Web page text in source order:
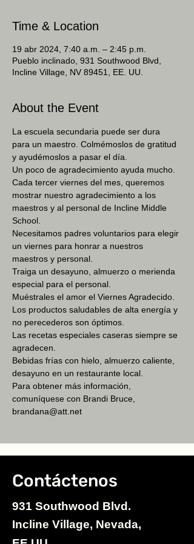
Time & Location
19 abr 2024, 7:40 a.m. – 2:45 p.m.
Pueblo inclinado, 931 Southwood Blvd,
Incline Village, NV 89451, EE. UU.
About the Event
La escuela secundaria puede ser dura
para un maestro. Colmémoslos de gratitud
y ayudémoslos a pasar el día.
Un poco de agradecimiento ayuda mucho.
Cada tercer viernes del mes, queremos
mostrar nuestro agradecimiento a los
maestros y al personal de Incline Middle
School.
Necesitamos padres voluntarios para elegir
un viernes para honrar a nuestros
maestros y personal.
Traiga un desayuno, almuerzo o merienda
especial para el personal.
Muéstrales el amor el Viernes Agradecido.
Los productos saludables de alta energía y
no perecederos son óptimos.
Las recetas especiales caseras siempre se
agradecen.
Bebidas frías con hielo, almuerzo caliente,
desayuno en un restaurante local.
Para obtener más información,
comuníquese con Brandi Bruce,
brandana@att.net
Contáctenos
931 Southwood Blvd.
Incline Village, Nevada,